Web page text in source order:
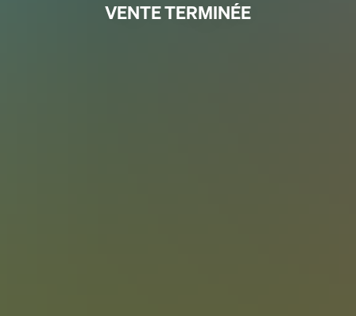
VENTE TERMINÉE